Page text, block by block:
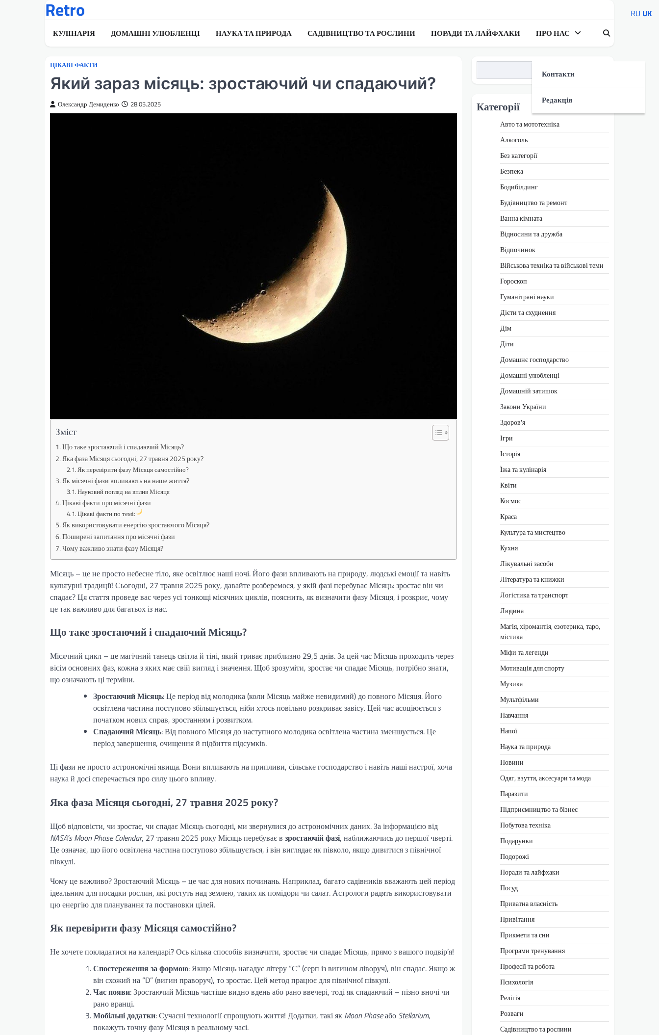
Retro
КУЛІНАРІЯ ДОМАШНІ УЛЮБЛЕНЦІ НАУКА ТА ПРИРОДА САДІВНИЦТВО ТА РОСЛИНИ ПОРАДИ ТА ЛАЙФХАКИ ПРО НАС
Контакти
Редакція
ЦІКАВІ ФАКТИ
Який зараз місяць: зростаючий чи спадаючий?
Олександр Демиденко 28.05.2025
Зміст
Що таке зростаючий і спадаючий Місяць?
Яка фаза Місяця сьогодні, 27 травня 2025 року?
Як перевірити фазу Місяця самостійно?
Як місячні фази впливають на наше життя?
Науковий погляд на вплив Місяця
Цікаві факти про місячні фази
Цікаві факти по темі:
Як використовувати енергію зростаючого Місяця?
Поширені запитання про місячні фази
Чому важливо знати фазу Місяця?
Місяць – це не просто небесне тіло, яке освітлює наші ночі. Його фази впливають на природу, людські емоції та навіть
культурні традиції! Сьогодні, 27 травня 2025 року, давайте розберемося, у якій фазі перебуває Місяць: зростає він чи
спадає? Ця стаття проведе вас через усі тонкощі місячних циклів, пояснить, як визначити фазу Місяця, і розкриє, чому
це так важливо для багатьох із нас.
Що таке зростаючий і спадаючий Місяць?
Місячний цикл – це магічний танець світла й тіні, який триває приблизно 29,5 днів. За цей час Місяць проходить через
вісім основних фаз, кожна з яких має свій вигляд і значення. Щоб зрозуміти, зростає чи спадає Місяць, потрібно знати,
що означають ці терміни.
Зростаючий Місяць: Це період від молодика (коли Місяць майже невидимий) до повного Місяця. Його
освітлена частина поступово збільшується, ніби хтось повільно розкриває завісу. Цей час асоціюється з
початком нових справ, зростанням і розвитком.
Спадаючий Місяць: Від повного Місяця до наступного молодика освітлена частина зменшується. Це
період завершення, очищення й підбиття підсумків.
Ці фази не просто астрономічні явища. Вони впливають на припливи, сільське господарство і навіть наші настрої, хоча
наука й досі сперечається про силу цього впливу.
Яка фаза Місяця сьогодні, 27 травня 2025 року?
Щоб відповісти, чи зростає, чи спадає Місяць сьогодні, ми звернулися до астрономічних даних. За інформацією від
NASA’s Moon Phase Calendar, 27 травня 2025 року Місяць перебуває в зростаючій фазі, наближаючись до першої чверті.
Це означає, що його освітлена частина поступово збільшується, і він виглядає як півколо, якщо дивитися з північної
півкулі.
Чому це важливо? Зростаючий Місяць – це час для нових починань. Наприклад, багато садівників вважають цей період
ідеальним для посадки рослин, які ростуть над землею, таких як помідори чи салат. Астрологи радять використовувати
цю енергію для планування та постановки цілей.
Як перевірити фазу Місяця самостійно?
Не хочете покладатися на календарі? Ось кілька способів визначити, зростає чи спадає Місяць, прямо з вашого подвір’я!
Спостереження за формою: Якщо Місяць нагадує літеру “С” (серп із вигином ліворуч), він спадає. Якщо ж
він схожий на “D” (вигин праворуч), то зростає. Цей метод працює для північної півкулі.
Час появи: Зростаючий Місяць частіше видно вдень або рано ввечері, тоді як спадаючий – пізно вночі чи
рано вранці.
Мобільні додатки: Сучасні технології спрощують життя! Додатки, такі як Moon Phaseабо Stellarium,
покажуть точну фазу Місяця в реальному часі.
Категорії
Авто та мототехніка
Алкоголь
Без категорії
Безпека
Бодибілдинг
Будівництво та ремонт
Ванна кімната
Відносини та дружба
Відпочинок
Військова техніка та військові теми
Гороскоп
Гуманітрані науки
Дієти та схуднення
Дім
Діти
Домашнє господарство
Домашні улюбленці
Домашній затишок
Закони України
Здоров'я
Ігри
Історія
Їжа та кулінарія
Квіти
Космос
Краса
Культура та мистецтво
Кухня
Лікувальні засоби
Література та книжки
Логістика та транспорт
Людина
Магія, хіромантія, езотерика, таро,
містика
Міфи та легенди
Мотивація для спорту
Музика
Мультфільми
Навчання
Напої
Наука та природа
Новини
Одяг, взуття, аксесуари та мода
Паразити
Підприємництво та бізнес
Побутова техніка
Подарунки
Подорожі
Поради та лайфхаки
Посуд
Приватна власність
Привітання
Прикмети та сни
Програми тренування
Професії та робота
Психологія
Релігія
Розваги
Садівництво та рослини
RU UK